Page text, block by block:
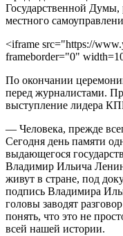
Государственной Думы,
местного
<iframe src="https://
frameborder="0"
По окончании
перед журналистами.
выступление лидера
— Человека, прежде
Сегодня день памяти
выдающегося
Владимир Ильича
живут в стране, под
подпись Владимира
головы заводят
понять, что это не
всей нашей истории.